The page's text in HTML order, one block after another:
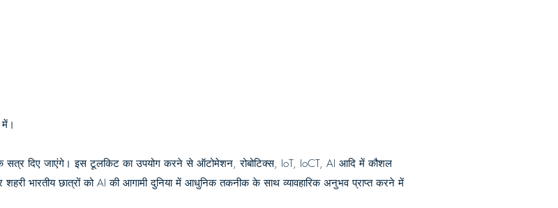
सत्र दिए जाएंगे। इस टूलकिट का उपयोग करने से ऑटोमेशन, रोबोटिक्स, IoT, IoCT, AI आदि में कौशल
भारतीय छात्रों को AI की आगामी दुनिया में आधुनिक तकनीक के साथ व्यावहारिक अनुभव प्राप्त करने में